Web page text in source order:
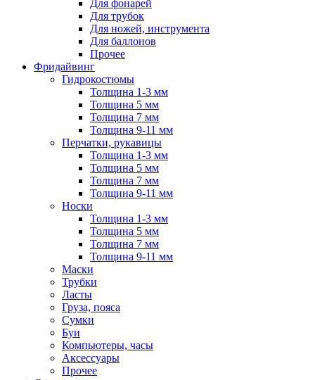
Для фонарей
Для трубок
Для ножей, инструмента
Для баллонов
Прочее
Фридайвинг
Гидрокостюмы
Толщина 1-3 мм
Толщина 5 мм
Толщина 7 мм
Толщина 9-11 мм
Перчатки, рукавицы
Толщина 1-3 мм
Толщина 5 мм
Толщина 7 мм
Толщина 9-11 мм
Носки
Толщина 1-3 мм
Толщина 5 мм
Толщина 7 мм
Толщина 9-11 мм
Маски
Трубки
Ласты
Груза, пояса
Сумки
Буи
Компьютеры, часы
Аксессуары
Прочее